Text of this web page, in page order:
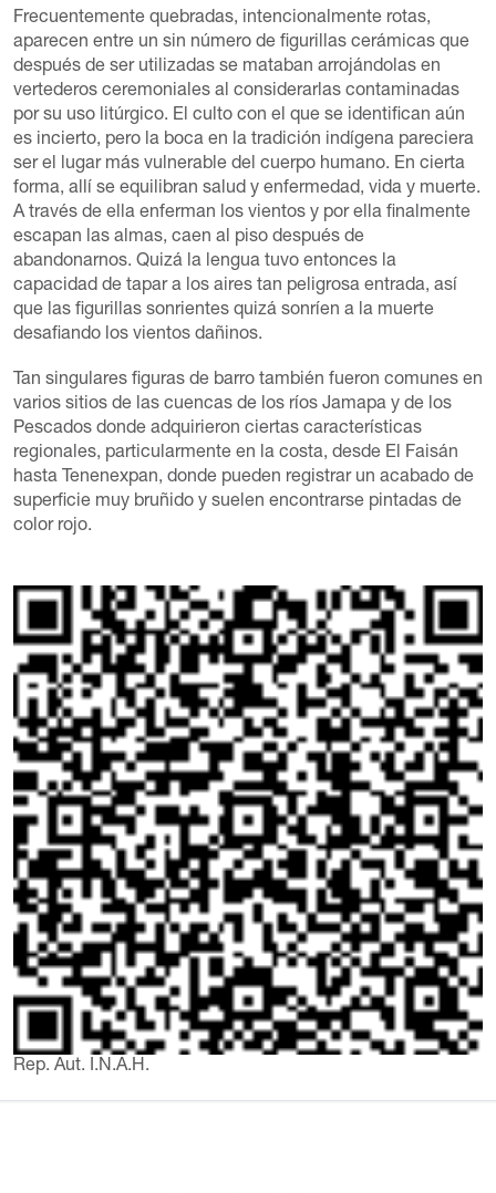
Frecuentemente quebradas, intencionalmente rotas,
aparecen entre un sin número de figurillas cerámicas que
después de ser utilizadas se mataban arrojándolas en
vertederos ceremoniales al considerarlas contaminadas
por su uso litúrgico. El culto con el que se identifican aún
es incierto, pero la boca en la tradición indígena pareciera
ser el lugar más vulnerable del cuerpo humano. En cierta
forma, allí se equilibran salud y enfermedad, vida y muerte.
A través de ella enferman los vientos y por ella finalmente
escapan las almas, caen al piso después de
abandonarnos. Quizá la lengua tuvo entonces la
capacidad de tapar a los aires tan peligrosa entrada, así
que las figurillas sonrientes quizá sonríen a la muerte
desafiando los vientos dañinos.
Tan singulares figuras de barro también fueron comunes en
varios sitios de las cuencas de los ríos Jamapa y de los
Pescados donde adquirieron ciertas características
regionales, particularmente en la costa, desde El Faisán
hasta Tenenexpan, donde pueden registrar un acabado de
superficie muy bruñido y suelen encontrarse pintadas de
color rojo.
Rep. Aut. I.N.A.H.